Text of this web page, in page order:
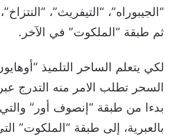
“الجيبوراه”، “التيفريث”،
ثم طبقة “الملكوت” في الآخر.
لكي يتعلم الساحر التلميذ
السحر تطلب الامر منه التدرج
بدءا من طبقة “إنصوف أور” والتي
بالعبرية، إلى طبقة “الملكوت”